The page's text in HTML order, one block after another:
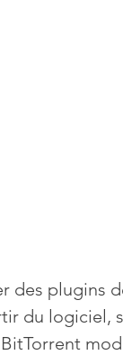
des plugins
du logiciel,